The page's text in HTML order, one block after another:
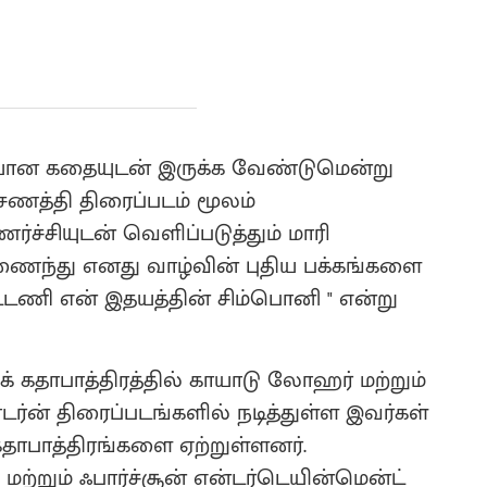
கதையுடன் இருக்க வேண்டுமென்று
திரைப்படம் மூலம்
வெளிப்படுத்தும் மாரி
எனது வாழ்வின் புதிய பக்கங்களை
என் இதயத்தின் சிம்பொனி " என்று
காயாடு லோஹர் மற்றும்
திரைப்படங்களில் நடித்துள்ள இவர்கள்
ஏற்றுள்ளனர்.
ஃபார்ச்சூன் என்டர்டெயின்மென்ட்